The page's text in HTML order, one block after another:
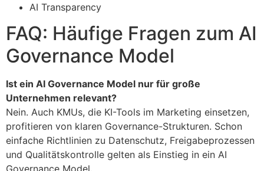
AI Transparency
FAQ: Häufige Fragen zum AI
Governance Model
Ist ein AI Governance Model nur für große
Unternehmen relevant?
Nein. Auch KMUs, die KI-Tools im Marketing einsetzen,
profitieren von klaren Governance-Strukturen. Schon
einfache Richtlinien zu Datenschutz, Freigabeprozessen
und Qualitätskontrolle gelten als Einstieg in ein AI